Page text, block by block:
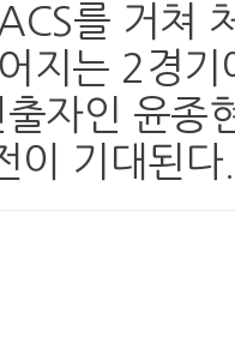
를 거쳐
지는 2경
자인 윤종
이 기대된다.